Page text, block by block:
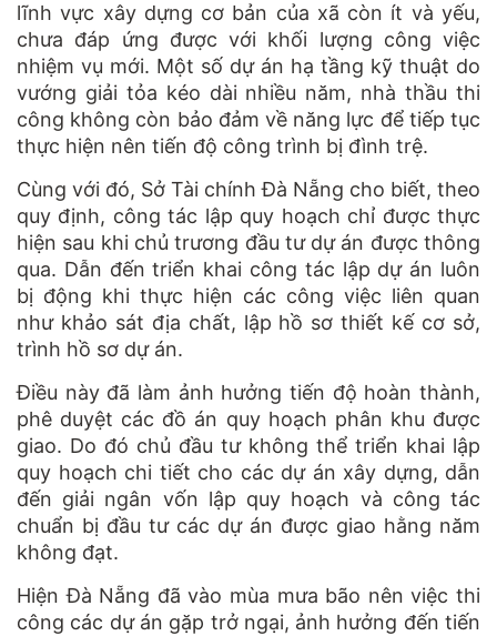
lĩnh vực xây dựng cơ bản của xã còn ít và yếu,
chưa đáp ứng được với khối lượng công việc
nhiệm vụ mới. Một số dự án hạ tầng kỹ thuật do
vướng giải tỏa kéo dài nhiều năm, nhà thầu thi
công không còn bảo đảm về năng lực để tiếp tục
thực hiện nên tiến độ công trình bị đình trệ.
Cùng với đó, Sở Tài chính Đà Nẵng cho biết, theo
quy định, công tác lập quy hoạch chỉ được thực
hiện sau khi chủ trương đầu tư dự án được thông
qua. Dẫn đến triển khai công tác lập dự án luôn
bị động khi thực hiện các công việc liên quan
như khảo sát địa chất, lập hồ sơ thiết kế cơ sở,
trình hồ sơ dự án.
Điều này đã làm ảnh hưởng tiến độ hoàn thành,
phê duyệt các đồ án quy hoạch phân khu được
giao. Do đó chủ đầu tư không thể triển khai lập
quy hoạch chi tiết cho các dự án xây dựng, dẫn
đến giải ngân vốn lập quy hoạch và công tác
chuẩn bị đầu tư các dự án được giao hằng năm
không đạt.
Hiện Đà Nẵng đã vào mùa mưa bão nên việc thi
công các dự án gặp trở ngại, ảnh hưởng đến tiến